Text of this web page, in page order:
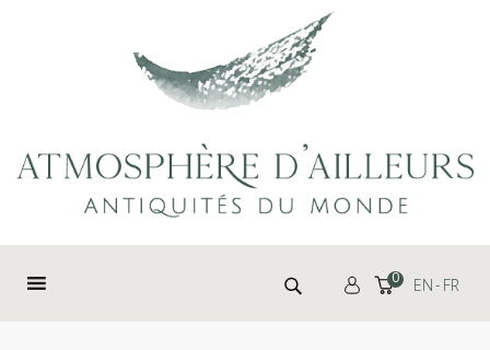
Rechercher : 0 EN FR